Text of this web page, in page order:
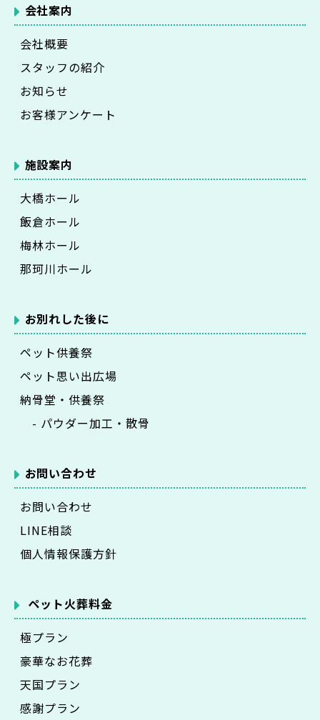
会社案内
会社概要
スタッフの紹介
お知らせ
お客様アンケート
施設案内
大橋ホール
飯倉ホール
梅林ホール
那珂川ホール
お別れした後に
ペット供養祭
ペット思い出広場
納骨堂・供養祭
- パウダー加工・散骨
お問い合わせ
お問い合わせ
LINE相談
個人情報保護方針
ペット火葬料金
極プラン
豪華なお花葬
天国プラン
感謝プラン